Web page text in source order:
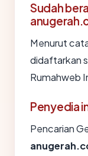
Sudah
Menurut
didaftarkan
Rumahweb
Penyedia
Pencarian